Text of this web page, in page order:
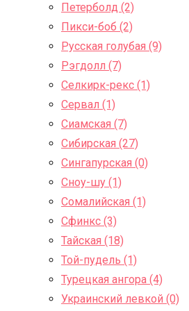
Петерболд (2)
Пикси-боб (2)
Русская голубая (9)
Рэгдолл (7)
Селкирк-рекс (1)
Сервал (1)
Сиамская (7)
Сибирская (27)
Сингапурская (0)
Сноу-шу (1)
Сомалийская (1)
Сфинкс (3)
Тайская (18)
Той-пудель (1)
Турецкая ангора (4)
Украинский левкой (0)